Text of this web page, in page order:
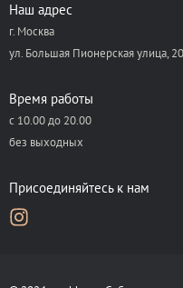
Наш адрес
г. Москва
ул. Большая Пионерская улица, 20
Время работы
с 10.00 до 20.00
без выходных
Присоединяйтесь к нам